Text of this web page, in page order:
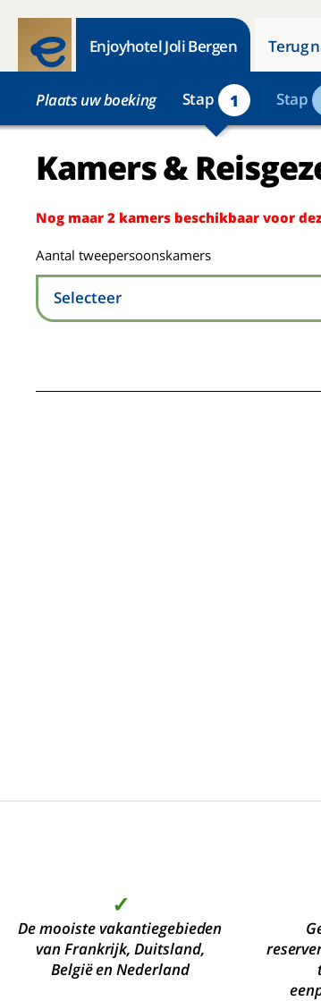
Enjoyhotel Joli Bergen Terug
Plaats uw boeking Stap 1 Stap
Kamers &
Nog maar 2 kamers beschikbaar voor
Aantal tweepersoonskamers
Selecteer
✓
De mooiste vakantiegebieden
van Frankrijk, Duitsland,
België en Nederland